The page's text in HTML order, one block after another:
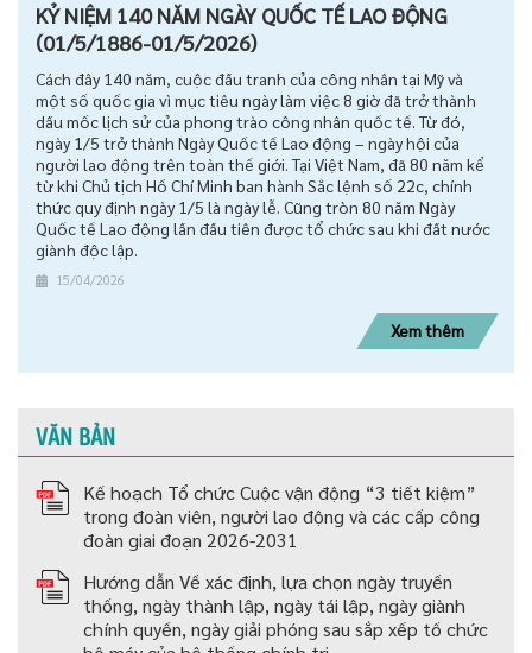
KỶ NIỆM 140 NĂM NGÀY QUỐC TẾ LAO ĐỘNG
(01/5/1886-01/5/2026)
Cách đây 140 năm, cuộc đấu tranh của công nhân tại Mỹ và
một số quốc gia vì mục tiêu ngày làm việc 8 giờ đã trở thành
dấu mốc lịch sử của phong trào công nhân quốc tế. Từ đó,
ngày 1/5 trở thành Ngày Quốc tế Lao động – ngày hội của
người lao động trên toàn thế giới. Tại Việt Nam, đã 80 năm kể
từ khi Chủ tịch Hồ Chí Minh ban hành Sắc lệnh số 22c, chính
thức quy định ngày 1/5 là ngày lễ. Cũng tròn 80 năm Ngày
Quốc tế Lao động lần đầu tiên được tổ chức sau khi đất nước
giành độc lập.
15/04/2026
Xem thêm
VĂN BẢN
Kế hoạch Tổ chức Cuộc vận động “3 tiết kiệm”
trong đoàn viên, người lao động và các cấp công
đoàn giai đoạn 2026-2031
Hướng dẫn Về xác định, lựa chọn ngày truyền
thống, ngày thành lập, ngày tái lập, ngày giành
chính quyền, ngày giải phóng sau sắp xếp tố chức